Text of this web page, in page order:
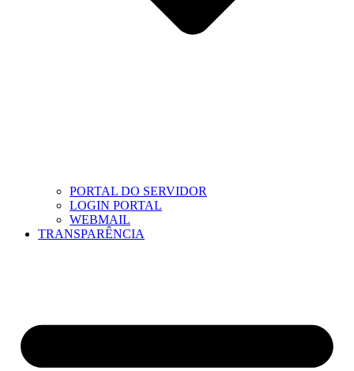
PORTAL DO SERVIDOR
LOGIN PORTAL
WEBMAIL
TRANSPARÊNCIA